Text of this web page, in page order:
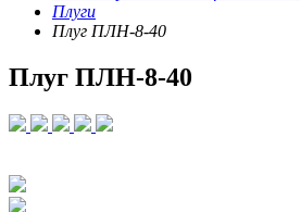
Плуги
Плуг ПЛН-8-40
Плуг ПЛН-8-40